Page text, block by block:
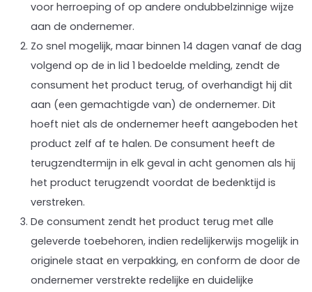
voor herroeping of op andere ondubbelzinnige wijze
aan de ondernemer.
Zo snel mogelijk, maar binnen 14 dagen vanaf de dag
volgend op de in lid 1 bedoelde melding, zendt de
consument het product terug, of overhandigt hij dit
aan (een gemachtigde van) de ondernemer. Dit
hoeft niet als de ondernemer heeft aangeboden het
product zelf af te halen. De consument heeft de
terugzendtermijn in elk geval in acht genomen als hij
het product terugzendt voordat de bedenktijd is
verstreken.
De consument zendt het product terug met alle
geleverde toebehoren, indien redelijkerwijs mogelijk in
originele staat en verpakking, en conform de door de
ondernemer verstrekte redelijke en duidelijke